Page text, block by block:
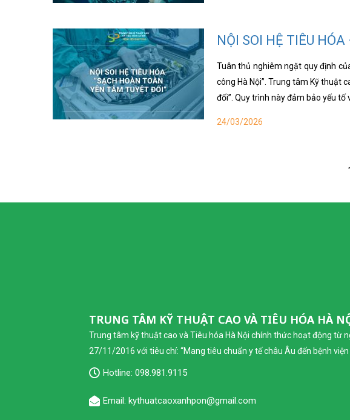
NỘI SOI HỆ TIÊU
Tuân thủ nghiêm ngặt quy định
công Hà Nội”. Trung tâm Kỹ thuật
đối”. Quy trình này đảm bảo yếu
24/03/2026
TRUNG TÂM KỸ THUẬT CAO VÀ TIÊU HÓA HÀ
Trung tâm kỹ thuật cao và Tiêu hóa Hà Nội chính thức hoạt động từ
27/11/2016 với tiêu chí: “Mang tiêu chuẩn y tế châu Âu đến bệnh viện
Hotline: 098.981.9115
Email: kythuatcaoxanhpon@gmail.com